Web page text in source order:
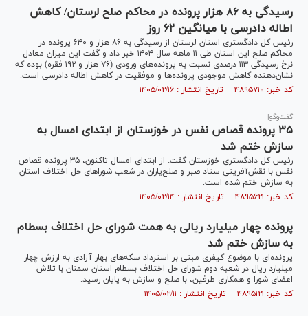
رسیدگی به ۸۶ هزار پرونده در محاکم صلح لرستان/ کاهش
اطاله دادرسی با میانگین ۶۲ روز
رئیس کل دادگستری استان لرستان از رسیدگی به ۸۶ هزار و ۶۴۰ پرونده در
محاکم صلح این استان طی ۱۱ ماهه سال ۱۴۰۴ خبر داد و گفت این میزان معادل
نرخ رسیدگی ۱۱۳ درصدی نسبت به پرونده‌های ورودی (۷۶ هزار و ۱۹۲ فقره) بوده که
نشان‌دهنده کاهش موجودی پرونده‌ها و موفقیت در کاهش اطاله دادرسی است.
کد خبر: ۴۸۹۵۷۱۰ تاریخ انتشار : ۱۴۰۵/۰۲/۱۶
گفت‌و‌گو|
۳۵ پرونده قصاص نفس در خوزستان از ابتدای امسال به
سازش ختم شد
رئیس کل دادگستری خوزستان گفت: از ابتدای امسال تاکنون، ۳۵ پرونده قصاص
نفس با نقش‌آفرینی ستاد صبر و صلح‌یاران در شعب شورا‌های حل اختلاف استان
به سازش ختم شده است.
کد خبر: ۴۸۹۵۶۲۱ تاریخ انتشار : ۱۴۰۵/۰۲/۱۴
پرونده چهار میلیارد ریالی به همت شورای حل اختلاف بسطام
به سازش ختم شد
پرونده‌ای با موضوع کیفری مبنی بر استرداد سکه‌های بهار آزادی به ارزش چهار
میلیارد ریال در شعبه دوم شورای حل اختلاف بسطام استان سمنان با تلاش
اعضای شورا و همکاری طرفین، با صلح و سازش به پایان رسید.
کد خبر: ۴۸۹۵۱۲۱ تاریخ انتشار : ۱۴۰۵/۰۲/۱۱